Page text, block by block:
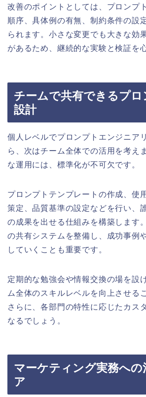
改善のポイントとしては、プロンプ
順序、具体例の有無、制約条件の設
られます。小さな変更でも大きな効
があるため、継続的な実験と検証を
チームで共有できるプロ
設計
個人レベルでプロンプトエンジニア
ら、次はチーム全体での活用を考え
な運用には、標準化が不可欠です。
プロンプトテンプレートの作成、使
策定、品質基準の設定などを行い、
の成果を出せる仕組みを構築します
の共有システムを整備し、成功事例
していくことも重要です。
定期的な勉強会や情報交換の場を設
ム全体のスキルレベルを向上させる
さらに、各部門の特性に応じたカス
なるでしょう。
マーケティング実務へ
ア